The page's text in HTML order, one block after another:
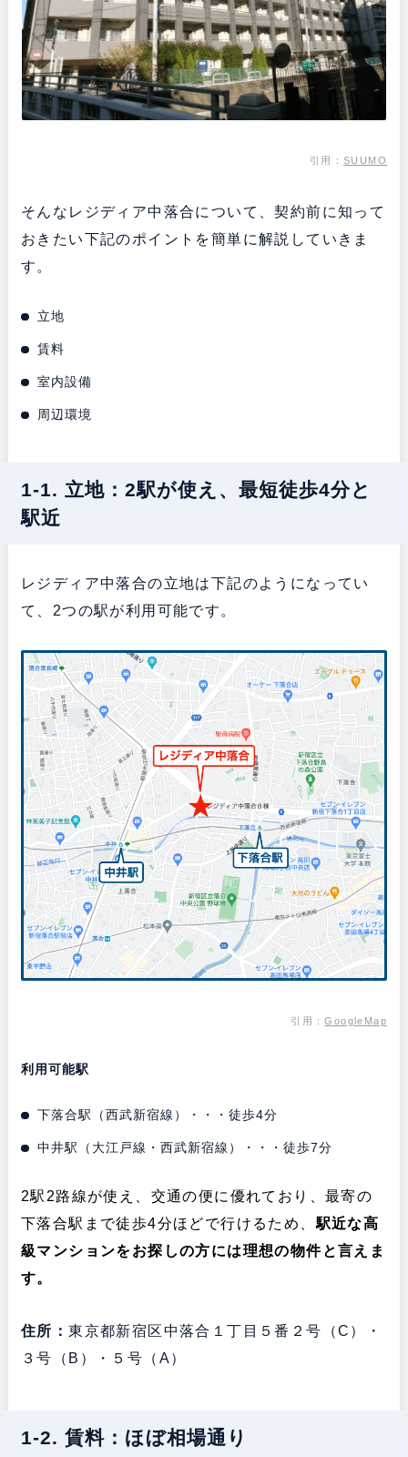
引用：SUUMO
そんなレジディア中落合について、契約前に知って
おきたい下記のポイントを簡単に解説していきま
す。
立地
賃料
室内設備
周辺環境
1-1. 立地：2駅が使え、最短徒歩4分と
駅近
レジディア中落合の立地は下記のようになってい
て、2つの駅が利用可能です。
引用：GoogleMap
利用可能駅
下落合駅（西武新宿線）・・・徒歩4分
中井駅（大江戸線・西武新宿線）・・・徒歩7分
2駅2路線が使え、交通の便に優れており、最寄の
下落合駅まで徒歩4分ほどで行けるため、駅近な高
級マンションをお探しの方には理想の物件と言えま
す。
住所：東京都新宿区中落合１丁目５番２号（C）・
３号（B）・５号（A）
1-2. 賃料：ほぼ相場通り